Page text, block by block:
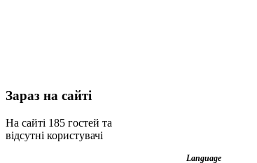
Зараз на сайті
На сайті 185 гостей та
відсутні користувачі
Language